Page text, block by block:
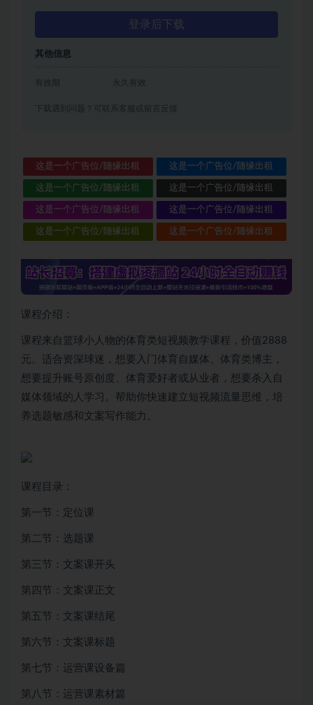
登录后下载
其他信息
有效期 永久有效
下载遇到问题？可联系客服或留言反馈
这是一个广告位/随缘出租 这是一个广告位/随缘出租
这是一个广告位/随缘出租 这是一个广告位/随缘出租
这是一个广告位/随缘出租 这是一个广告位/随缘出租
这是一个广告位/随缘出租 这是一个广告位/随缘出租
课程介绍：
课程来自篮球小人物的体育类短视频教学课程，价值2888
元。适合资深球迷，想要入门体育自媒体、体育类博主，
想要提升账号原创度、体育爱好者或从业者，想要杀入自
媒体领域的人学习。帮助你快速建立短视频流量思维，培
养选题敏感和文案写作能力。
课程目录：
第一节：定位课
第二节：选题课
第三节：文案课开头
第四节：文案课正文
第五节：文案课结尾
第六节：文案课标题
第七节：运营课设备篇
第八节：运营课素材篇